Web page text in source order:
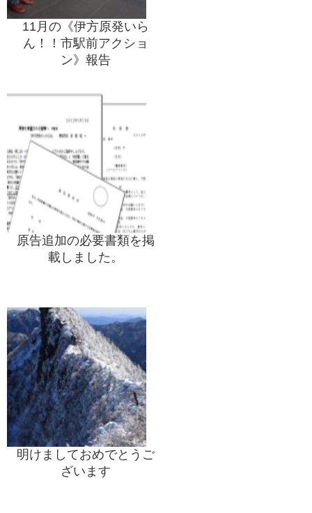
11月の《伊方原発いら
ん！！市駅前アクショ
ン》報告
原告追加の必要書類を掲
載しました。
明けましておめでとうご
ざいます